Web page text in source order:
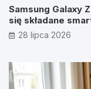
Samsung Galaxy
się składane
28 lipca 2026